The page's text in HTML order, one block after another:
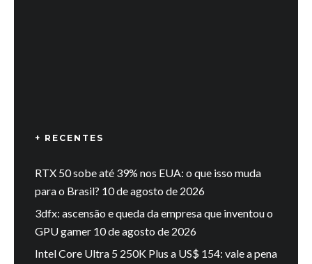
+ RECENTES
RTX 50 sobe até 39% nos EUA: o que isso muda
para o Brasil? 10 de agosto de 2026
3dfx: ascensão e queda da empresa que inventou o
GPU gamer 10 de agosto de 2026
Intel Core Ultra 5 250K Plus a US$ 154: vale a pena